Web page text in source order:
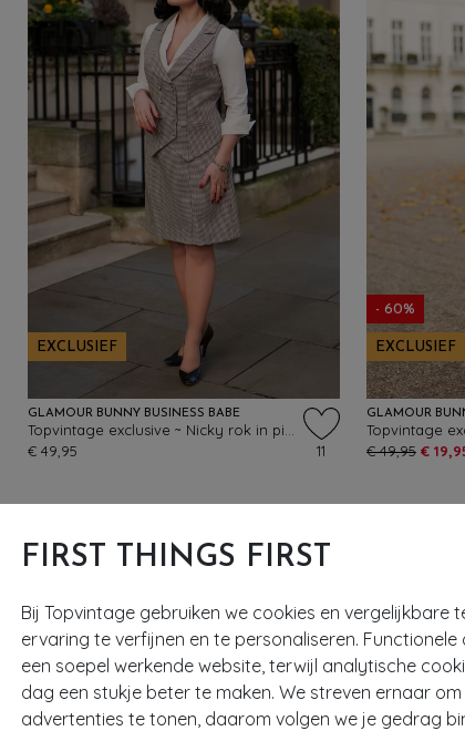
FIRST THINGS FIRST
Bij Topvintage gebruiken we cookies en vergelijkbare
ervaring te verfijnen en te personaliseren.
een soepel werkende website, terwijl analytische
dag een stukje beter te maken. We streven ernaar
advertenties te tonen, daarom volgen we je gedrag
EXCLUSIEF
GLAMOUR BUNNY BUSINESS BABE
€ 49,95
11
- 60%
EXCLUSIEF
GLAMOUR
€ 49,95 €